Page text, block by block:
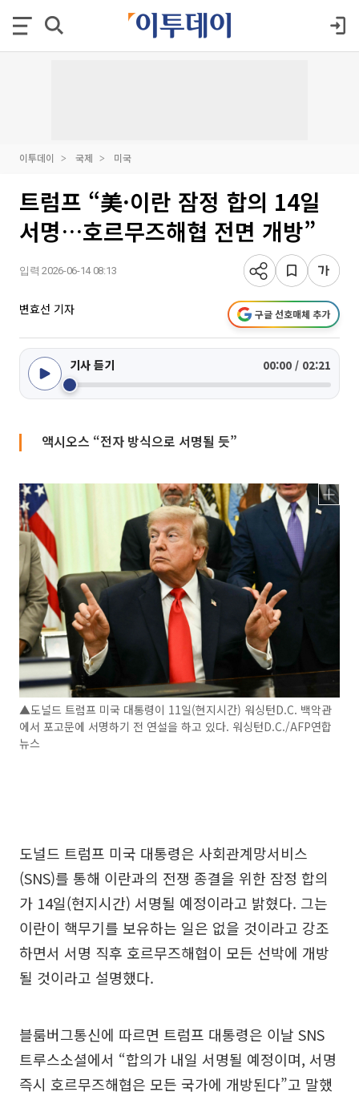
이투데이 국제 미국
트럼프 “美·이란 잠정 합의 14일
서명…호르무즈해협 전면 개방”
입력 2026-06-14 08:13
변효선 기자 구글 선호매체 추가
기사 듣기 00:00 / 02:21
액시오스 “전자 방식으로 서명될 듯”
▲도널드 트럼프 미국 대통령이 11일(현지시간) 워싱턴D.C. 백악관
에서 포고문에 서명하기 전 연설을 하고 있다. 워싱턴D.C./AFP연합
뉴스
도널드 트럼프 미국 대통령은 사회관계망서비스
(SNS)를 통해 이란과의 전쟁 종결을 위한 잠정 합의
가 14일(현지시간) 서명될 예정이라고 밝혔다. 그는
이란이 핵무기를 보유하는 일은 없을 것이라고 강조
하면서 서명 직후 호르무즈해협이 모든 선박에 개방
될 것이라고 설명했다.
블룸버그통신에 따르면 트럼프 대통령은 이날 SNS
트루스소셜에서 “합의가 내일 서명될 예정이며, 서명
즉시 호르무즈해협은 모든 국가에 개방된다”고 말했